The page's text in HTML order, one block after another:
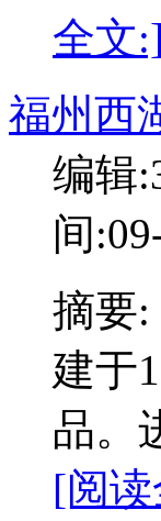
全文:]
福州西
编辑
间
摘要:
建于
品。
[阅